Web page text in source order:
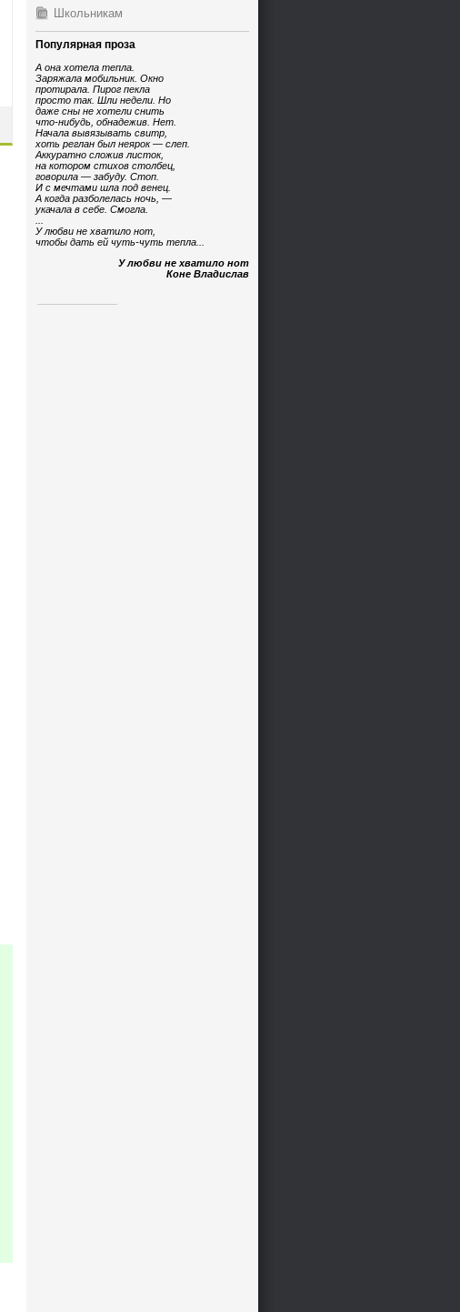
Школьникам
Популярная проза
А она хотела тепла.
Заряжала мобильник. Окно
протирала. Пирог пекла
просто так. Шли недели. Но
даже сны не хотели снить
что-нибудь, обнадежив. Нет.
Начала вывязывать свитр,
хоть реглан был неярок — слеп.
Аккуратно сложив листок,
на котором стихов столбец,
говорила — забуду. Стоп.
И с мечтами шла под венец.
А когда разболелась ночь, —
укачала в себе. Смогла.
У любви не хватило нот,
чтобы дать ей чуть-чуть тепла...
У любви не хватило нот
Коне Владислав